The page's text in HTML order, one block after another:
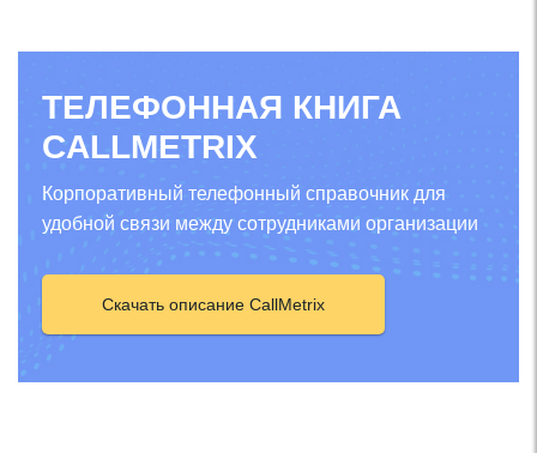
ТЕЛЕФОННАЯ КНИГА
CALLMETRIX
Корпоративный телефонный справочник для
удобной связи между сотрудниками организации
Скачать описание CallMetrix